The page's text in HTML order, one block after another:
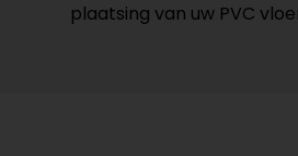
plaatsing van uw PVC